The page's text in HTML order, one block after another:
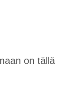
on tällä